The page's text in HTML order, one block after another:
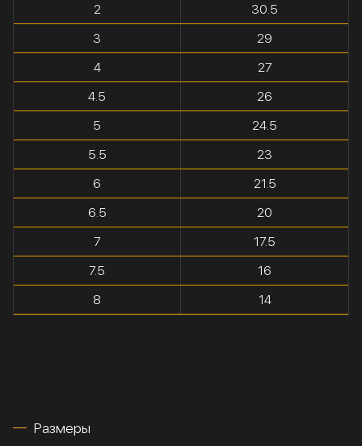
2
30.5
3
29
4
27
4.5
26
5
24.5
5.5
23
6
21.5
6.5
20
7
17.5
7.5
16
8
14
Размеры